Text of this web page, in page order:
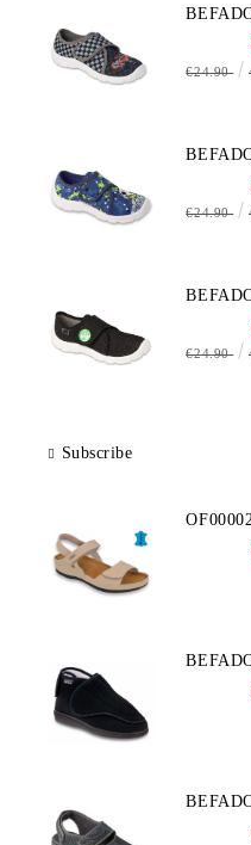
€24.90
€24.90
€24.90
Subscribe